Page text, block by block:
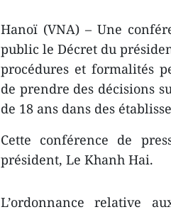
Hanoï (VNA) – Une
public le Décret du
procédures et formalités
de prendre des décisions
de 18 ans dans des
Cette conférence de
président, Le Khanh Hai.
L’ordonnance relative